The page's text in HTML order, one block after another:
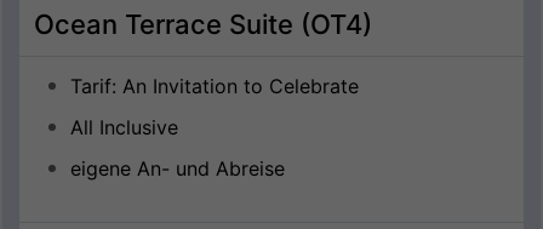
Ocean Terrace Suite (OT4)
Tarif: An Invitation to Celebrate
All Inclusive
eigene An- und Abreise